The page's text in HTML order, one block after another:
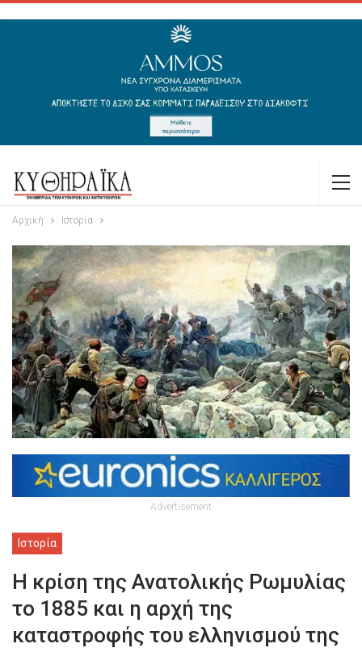
Αρχική Ιστορία
Advertisement
Ιστορία
Η κρίση της Ανατολικής Ρωμυλίας
το 1885 και η αρχή της
καταστροφής του ελληνισμού της